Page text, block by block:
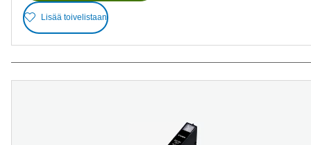
Lisää toivelistaan